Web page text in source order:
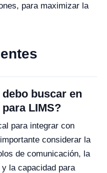
para maximizar la
buscar en
LIMS?
para integrar con
considerar la
de comunicación, la
la capacidad para